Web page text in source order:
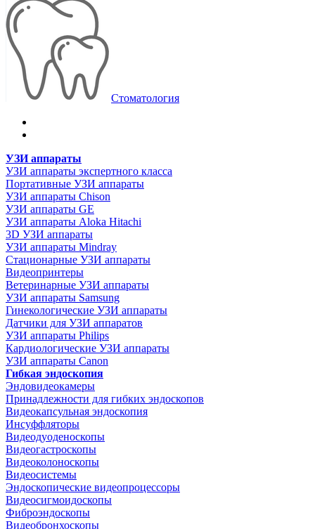
Стоматология
УЗИ аппараты
УЗИ аппараты экспертного класса
Портативные УЗИ аппараты
УЗИ аппараты Chison
УЗИ аппараты GE
УЗИ аппараты Aloka Hitachi
3D УЗИ аппараты
УЗИ аппараты Mindray
Стационарные УЗИ аппараты
Видеопринтеры
Ветеринарные УЗИ аппараты
УЗИ аппараты Samsung
Гинекологические УЗИ аппараты
Датчики для УЗИ аппаратов
УЗИ аппараты Philips
Кардиологические УЗИ аппараты
УЗИ аппараты Canon
Гибкая эндоскопия
Эндовидеокамеры
Принадлежности для гибких эндоскопов
Видеокапсульная эндоскопия
Инсуффляторы
Видеодуоденоскопы
Видеогастроскопы
Видеоколоноскопы
Видеосистемы
Эндоскопические видеопроцессоры
Видеосигмоидоскопы
Фиброэндоскопы
Видеобронхоскопы